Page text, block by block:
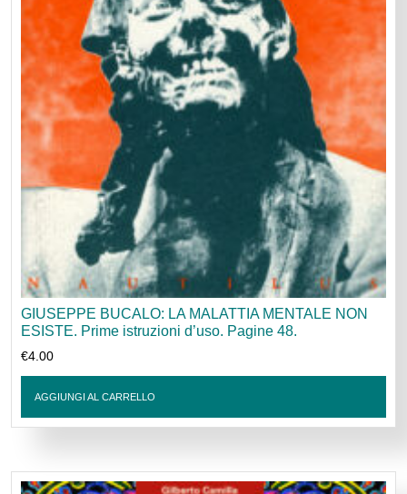
GIUSEPPE BUCALO: LA MALATTIA MENTALE NON
ESISTE. Prime istruzioni d’uso. Pagine 48.
€4.00
AGGIUNGI AL CARRELLO